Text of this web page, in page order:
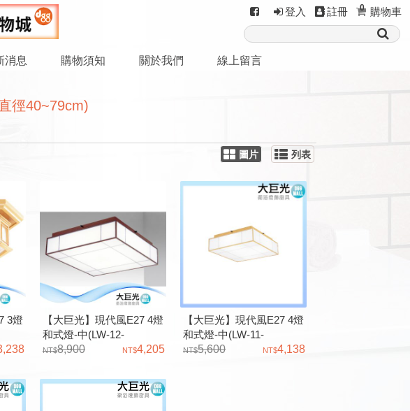
登入 註冊 0 購物車
消息 購物須知 關於我們 線上留言
徑40~79cm)
圖片 列表
3燈
燈
【大巨光】現代風E27 4燈
和式燈-中(LW-12-
2976)D3291C2824 小夜燈
8,900 4,205
【大巨光】現代風E27 4燈
和式燈-中(LW-11-
3294)C2826
5,600 4,138